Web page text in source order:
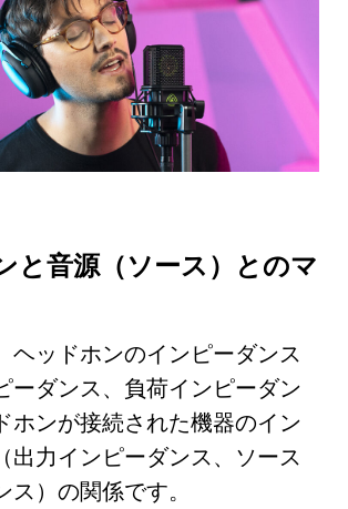
と音源（ソース）とのマ
ヘッドホンのインピーダンス
ーダンス、負荷インピーダン
ホンが接続された機器のイン
出力インピーダンス、ソース
）の関係です。